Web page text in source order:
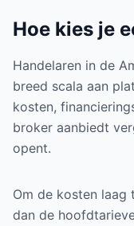
Hoe kies je
Handelaren in de
breed scala aan
kosten,
broker aanbiedt
opent.
Om de kosten laag
dan de